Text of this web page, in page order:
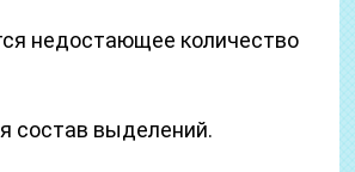
недостающее количество
состав выделений.